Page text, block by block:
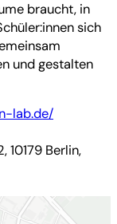
braucht, in
sich
und gestalten
lab.de/
10179 Berlin,